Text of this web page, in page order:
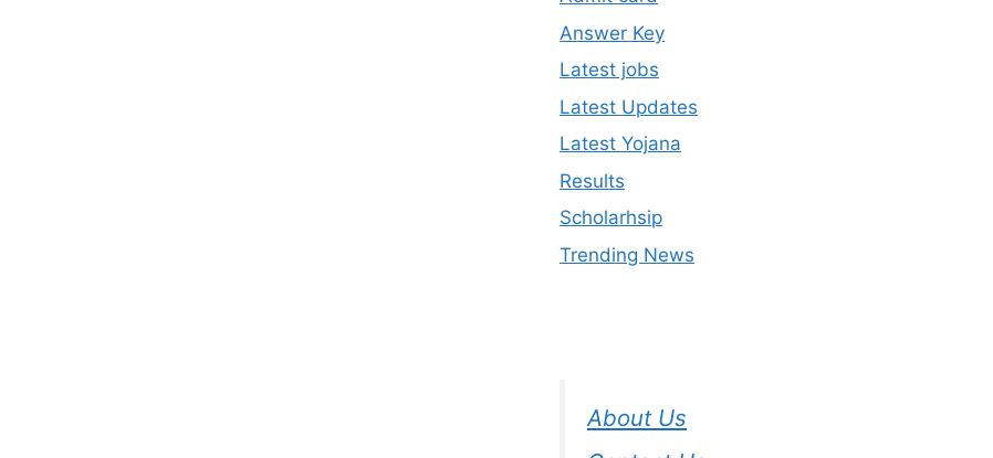
Answer Key
Latest jobs
Latest Updates
Latest Yojana
Results
Scholarhsip
Trending News
About Us